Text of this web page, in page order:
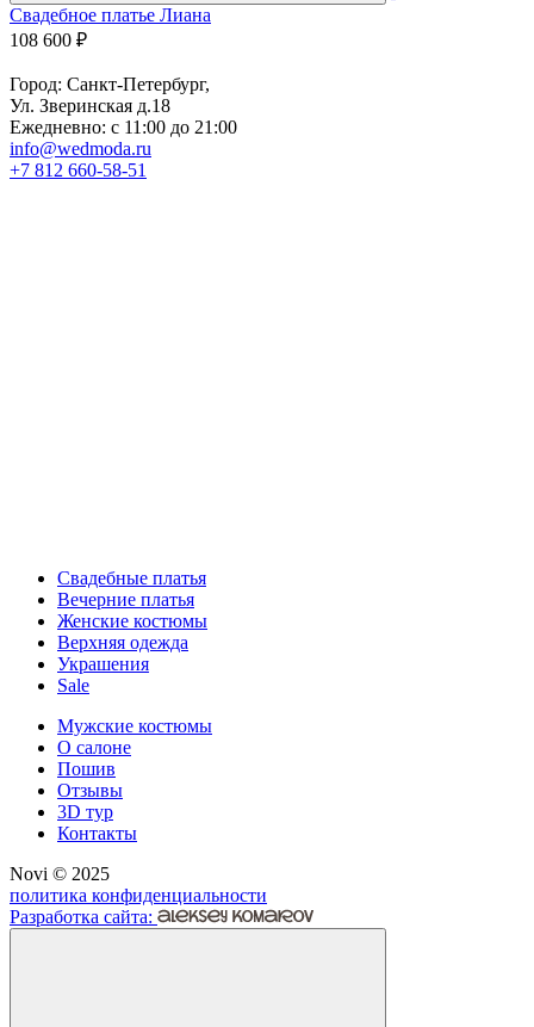
Свадебное платье Лиана
108 600 ₽
Город: Санкт-Петербург,
Ул. Зверинская д.18
Ежедневно: с 11:00 до 21:00
info@wedmoda.ru
+7 812 660-58-51
Свадебные платья
Вечерние платья
Женские костюмы
Верхняя одежда
Украшения
Sale
Мужские костюмы
О салоне
Пошив
Отзывы
3D тур
Контакты
Novi © 2025
политика конфиденциальности
Разработка сайта: